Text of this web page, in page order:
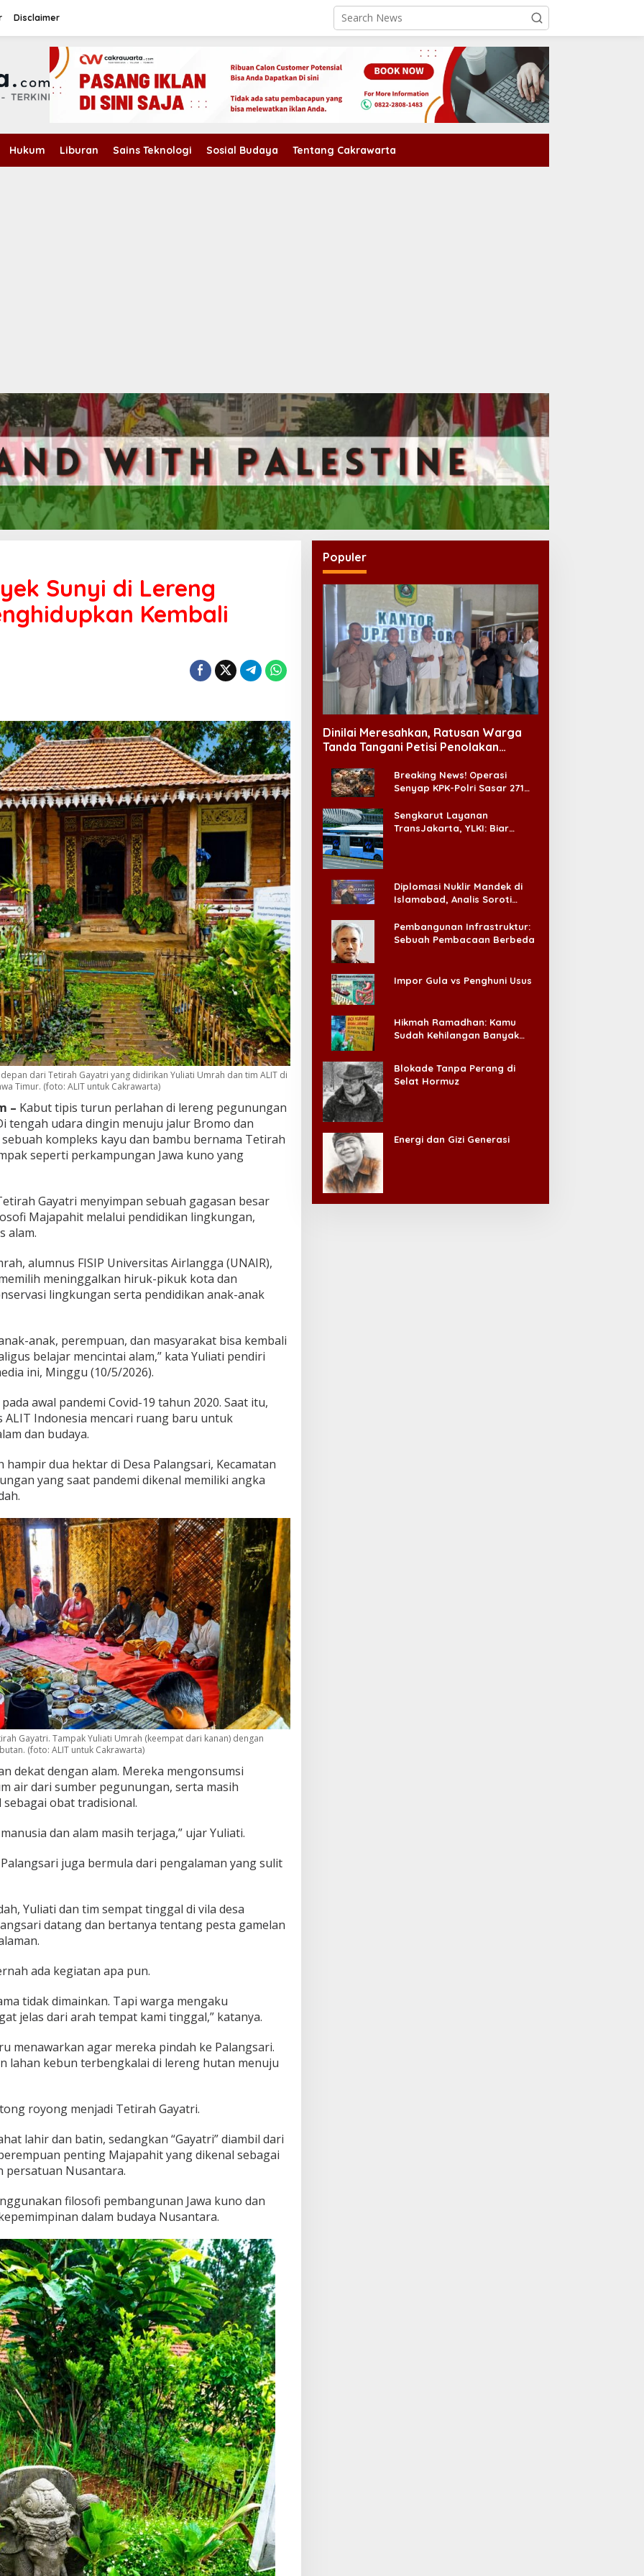
Disclaimer
Hukum Liburan Sains Teknologi Sosial Budaya Tentang Cakrawarta
Sunyi di Lereng
Kembali
dari Tetirah Gayatri yang didirikan Yuliati Umrah dan tim ALIT di
Timur. (foto: ALIT untuk Cakrawarta)
– Kabut tipis turun perlahan di lereng pegunungan
tengah udara dingin menuju jalur Bromo dan
kompleks kayu dan bambu bernama Tetirah
seperti perkampungan Jawa kuno yang
Gayatri menyimpan sebuah gagasan besar
Majapahit melalui pendidikan lingkungan,
alam.
alumnus FISIP Universitas Airlangga (UNAIR),
meninggalkan hiruk-pikuk kota dan
lingkungan serta pendidikan anak-anak
anak, perempuan, dan masyarakat bisa kembali
belajar mencintai alam,” kata Yuliati pendiri
ini, Minggu (10/5/2026).
awal pandemi Covid-19 tahun 2020. Saat itu,
ALIT Indonesia mencari ruang baru untuk
dan budaya.
dua hektar di Desa Palangsari, Kecamatan
yang saat pandemi dikenal memiliki angka
Gayatri. Tampak Yuliati Umrah (keempat dari kanan) dengan
(foto: ALIT untuk Cakrawarta)
dekat dengan alam. Mereka mengonsumsi
air dari sumber pegunungan, serta masih
obat tradisional.
dan alam masih terjaga,” ujar Yuliati.
juga bermula dari pengalaman yang sulit
Yuliati dan tim sempat tinggal di vila desa
datang dan bertanya tentang pesta gamelan
ada kegiatan apa pun.
tidak dimainkan. Tapi warga mengaku
jelas dari arah tempat kami tinggal,” katanya.
menawarkan agar mereka pindah ke Palangsari.
lahan kebun terbengkalai di lereng hutan menuju
royong menjadi Tetirah Gayatri.
lahir dan batin, sedangkan “Gayatri” diambil dari
penting Majapahit yang dikenal sebagai
persatuan Nusantara.
filosofi pembangunan Jawa kuno dan
dalam budaya Nusantara.
Populer
Dinilai Meresahkan, Ratusan Warga
Tanda Tangani Petisi Penolakan
Breaking News! Operasi
Senyap KPK-Polri Sasar 271
Ada ‘Badai Pemeriksaan’
Sengkarut Layanan
TransJakarta, YLKI: Biar
Diplomasi Nuklir Mandek di
Islamabad, Analis Soroti
Pembangunan Infrastruktur:
Sebuah Pembacaan Berbeda
Impor Gula vs Penghuni Usus
Hikmah Ramadhan: Kamu
Sudah Kehilangan Banyak
Blokade Tanpa Perang di
Selat Hormuz
Energi dan Gizi Generasi